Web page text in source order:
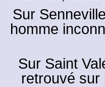
Sur
homme
Sur Saint
retrouvé sur